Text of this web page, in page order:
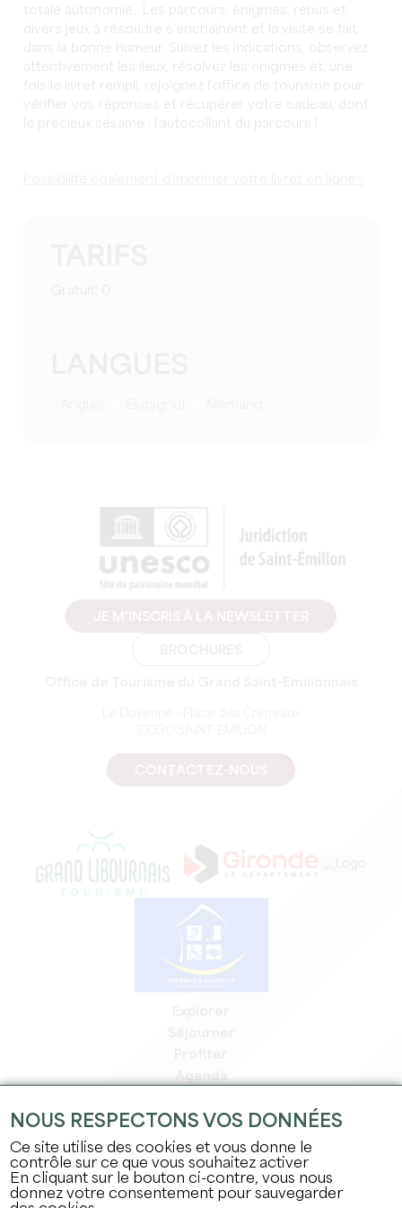
totale autonomie. Les parcours, énigmes, rébus et
divers jeux à résoudre s’enchaînent et la visite se fait
dans la bonne humeur. Suivez les indications, observez
attentivement les lieux, résolvez les énigmes et, une
fois le livret rempli, rejoignez l’office de tourisme pour
vérifier vos réponses et récupérer votre cadeau, dont
le précieux sésame : l’autocollant du parcours !
Agenda
Espace adhérents
Espace presse
Emplois & stages
Mentions légales
NOUS RESPECTONS VOS DONNÉES
Ce site utilise des cookies et vous donne le
contrôle sur ce que vous souhaitez activer
En cliquant sur le bouton ci-contre, vous nous
donnez votre consentement pour sauvegarder